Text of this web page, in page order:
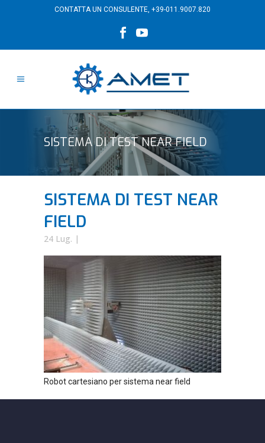
CONTATTA UN CONSULENTE, +39-011.9007.820
SISTEMA DI TEST NEAR FIELD
SISTEMA DI TEST NEAR
FIELD
24 Lug. |
Robot cartesiano per sistema near field